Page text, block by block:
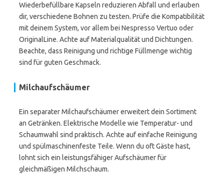
Wiederbefüllbare Kapseln reduzieren Abfall und erlauben
dir, verschiedene Bohnen zu testen. Prüfe die Kompatibilität
mit deinem System, vor allem bei Nespresso Vertuo oder
OriginalLine. Achte auf Materialqualität und Dichtungen.
Beachte, dass Reinigung und richtige Füllmenge wichtig
sind für guten Geschmack.
Milchaufschäumer
Ein separater Milchaufschäumer erweitert dein Sortiment
an Getränken. Elektrische Modelle wie Temperatur- und
Schaumwahl sind praktisch. Achte auf einfache Reinigung
und spülmaschinenfeste Teile. Wenn du oft Gäste hast,
lohnt sich ein leistungsfähiger Aufschäumer für
gleichmäßigen Milchschaum.